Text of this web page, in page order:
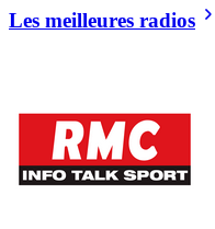
Les meilleures radios